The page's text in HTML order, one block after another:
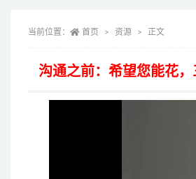
当前位置： 首页 资源 正文
沟通之前：希望您能花